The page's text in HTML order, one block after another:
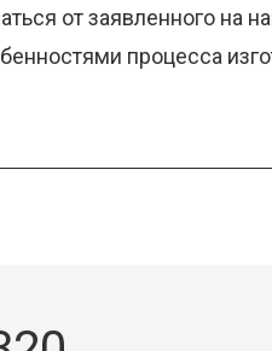
от заявленного на
процесса